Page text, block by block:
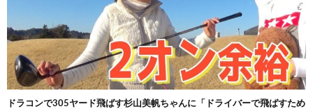
ドラコンで305ヤード飛ばす杉山美帆ちゃんに「ドライバーで飛ばすため